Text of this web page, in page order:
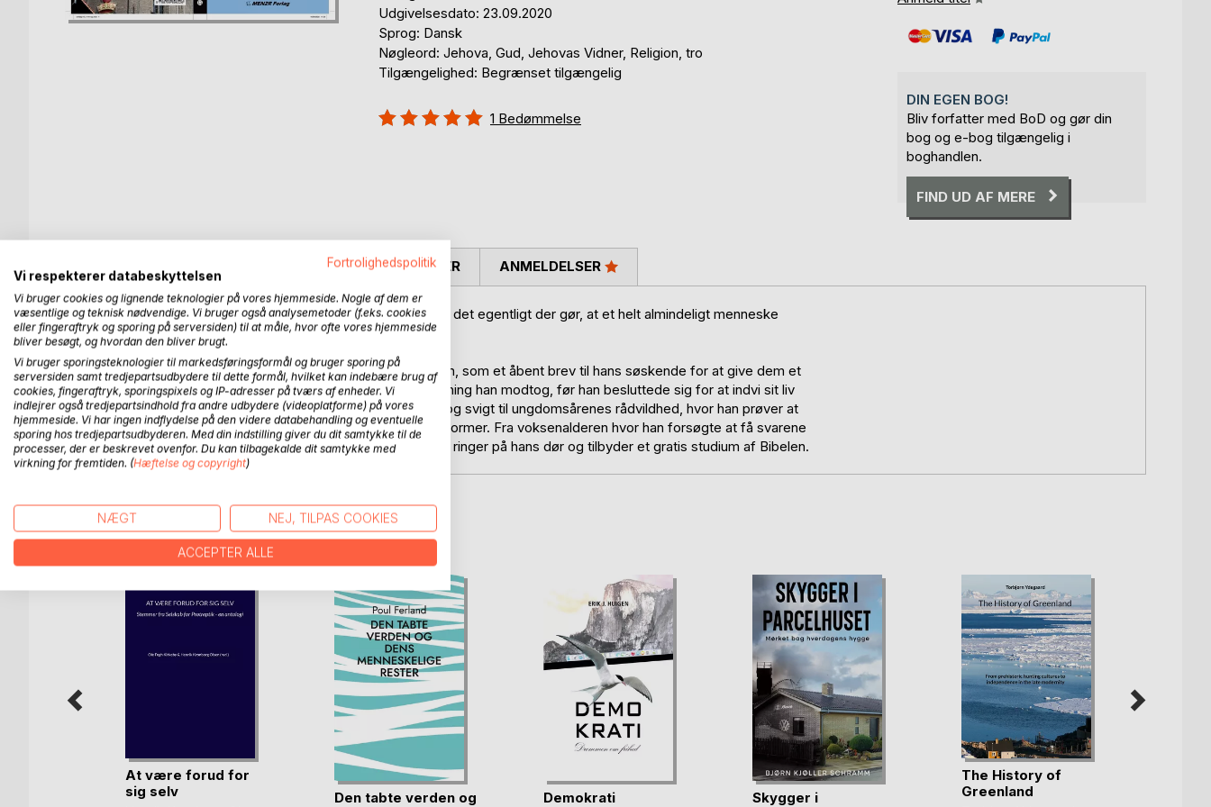
Udgivelsesdato: 23.09.2020
Sprog: Dansk
Nøgleord: Jehova, Gud, Jehovas Vidner, Religion, tro
Tilgængelighed: Begrænset tilgængelig
Anmeldelse::
1 Bedømmelse
DIN EGEN BOG!
Bliv forfatter med BoD og gør din
bog og e-bog tilgængelig i
boghandlen.
FIND UD AF MERE
BESKRIVELSE
Fordomme om Jehovas Vidner er der nok af. Men hvad er det egentligt der gør, at et helt almindeligt menneske
uden
religiøs baggrund vælger at blive et Jehovas Vidne?
Denne ærlige bog er skrevet af Tom Thinggaard Pedersen, som et åbent brev til hans søskende for at give dem et
indblik i de overvejelser, ræsonnementer og den undervisning han modtog, før han besluttede sig for at indvi sit liv
til Gud. Fra barndommen i en familie med alkoholmisbrug og svigt til ungdomsårenes rådvildhed, hvor han prøver at
forstå den verden han lever i og tilpasse sig samfundets normer. Fra voksenalderen hvor han forsøgte at få svarene
på livets store spørgsmål til den dag, hvor Jehovas Vidner ringer på hans dør og tilbyder et gratis studium af Bibelen.
PRESSEN SKRIVER ANMELDELSER
FLERE TITLER HOSBoD
At være forud for
sig selv
Den tabte verden og
Demokrati
Skygger i
The History of
Greenland
Fortrolighedspolitik
Vi respekterer databeskyttelsen
Vi bruger cookies og lignende teknologier på vores hjemmeside. Nogle af dem er
væsentlige og teknisk nødvendige. Vi bruger også analysemetoder (f.eks. cookies
eller fingeraftryk og sporing på serversiden) til at måle, hvor ofte vores hjemmeside
bliver besøgt, og hvordan den bliver brugt.
Vi bruger sporingsteknologier til markedsføringsformål og bruger sporing på
serversiden samt tredjepartsudbydere til dette formål, hvilket kan indebære brug af
cookies, fingeraftryk, sporingspixels og IP-adresser på tværs af enheder. Vi
indlejrer også tredjepartsindhold fra andre udbydere (videoplatforme) på vores
hjemmeside. Vi har ingen indflydelse på den videre databehandling og eventuelle
sporing hos tredjepartsudbyderen. Med din indstilling giver du dit samtykke til de
processer, der er beskrevet ovenfor. Du kan tilbagekalde dit samtykke med
virkning for fremtiden. (Hæftelse og copyright)
NÆGT NEJ, TILPAS COOKIES
ACCEPTER ALLE